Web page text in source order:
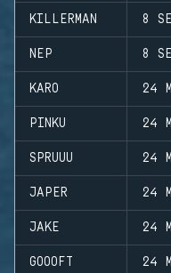
KILLERMAN 8
NEP 8
KARO 24
PINKU 24
SPRUUU 24
JAPER 24
JAKE 24
GOOOFT 24